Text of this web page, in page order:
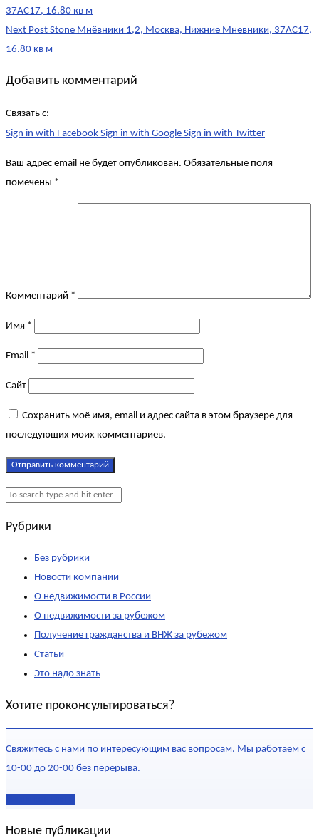
navigation
37АС17, 16.80 кв м
Next Post Stone Мнёвники 1,2, Москва, Нижние Мневники, 37АС17,
16.80 кв м
Добавить комментарий
Связать с:
Sign in with Facebook Sign in with Google Sign in with Twitter
Ваш адрес email не будет опубликован. Обязательные поля
помечены *
Комментарий *
Имя *
Email *
Сайт
Сохранить моё имя, email и адрес сайта в этом браузере для
последующих моих комментариев.
Рубрики
Без рубрики
Новости компании
О недвижимости в России
О недвижимости за рубежом
Получение гражданства и ВНЖ за рубежом
Статьи
Это надо знать
Хотите проконсультироваться?
Свяжитесь с нами по интересующим вас вопросам. Мы работаем с
10-00 до 20-00 без перерыва.
Новые публикации